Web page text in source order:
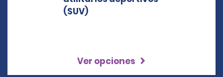
Ver opciones